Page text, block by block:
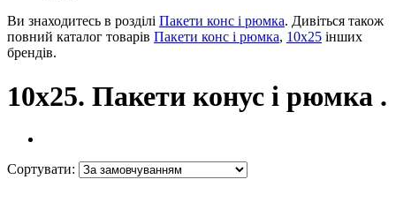
Ви знаходитесь в розділі Пакети конс і рюмка. Дивіться також
повний каталог товарів Пакети конс і рюмка, 10х25 інших
брендів.
10х25. Пакети конус і рюмка .
Сортувати: